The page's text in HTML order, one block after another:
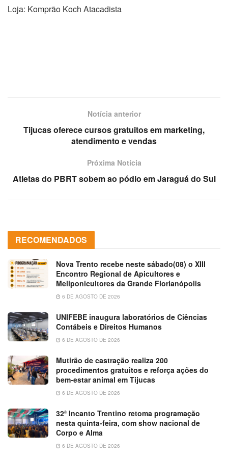
Loja: Komprão Koch Atacadista
Notícia anterior
Tijucas oferece cursos gratuitos em marketing,
atendimento e vendas
Próxima Notícia
Atletas do PBRT sobem ao pódio em Jaraguá do Sul
RECOMENDADOS
Nova Trento recebe neste sábado(08) o XIII
Encontro Regional de Apicultores e
Meliponicultores da Grande Florianópolis
6 DE AGOSTO DE 2026
UNIFEBE inaugura laboratórios de Ciências
Contábeis e Direitos Humanos
6 DE AGOSTO DE 2026
Mutirão de castração realiza 200
procedimentos gratuitos e reforça ações do
bem-estar animal em Tijucas
6 DE AGOSTO DE 2026
32ª Incanto Trentino retoma programação
nesta quinta-feira, com show nacional de
Corpo e Alma
6 DE AGOSTO DE 2026